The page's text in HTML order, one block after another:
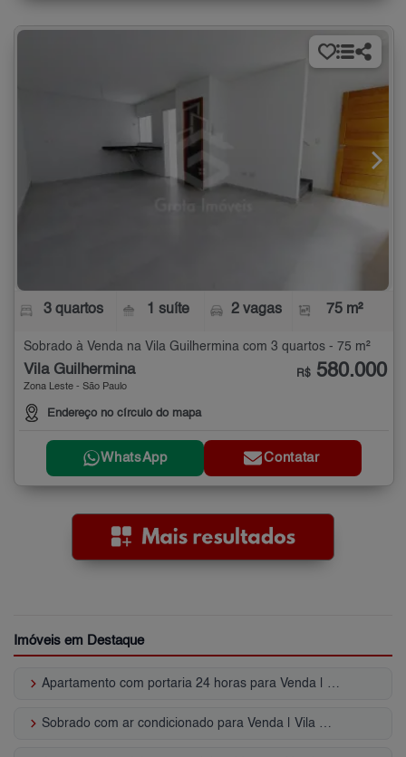
3 quartos 1 suíte 2 vagas 75 m²
Sobrado à Venda na Vila Guilhermina com 3 quartos - 75 m²
Vila Guilhermina
Zona Leste - São Paulo
Endereço no círculo do mapa
R$ 580.000
WhatsApp Contatar
Imóveis em Destaque
keyboard_arrow_right Apartamento com portaria 24 horas para Venda | Vila Guilhermina
keyboard_arrow_right Sobrado com ar condicionado para Venda | Vila Guilhermina